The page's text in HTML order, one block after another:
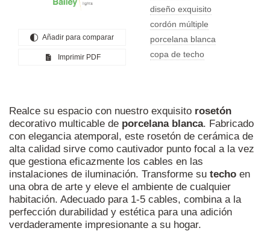
Añadir para comparar
Imprimir PDF
diseño exquisito
cordón múltiple
porcelana blanca
copa de techo
Realce su espacio con nuestro exquisito rosetón
decorativo multicable de porcelana blanca. Fabricado
con elegancia atemporal, este rosetón de cerámica de
alta calidad sirve como cautivador punto focal a la vez
que gestiona eficazmente los cables en las
instalaciones de iluminación. Transforme su techo en
una obra de arte y eleve el ambiente de cualquier
habitación. Adecuado para 1-5 cables, combina a la
perfección durabilidad y estética para una adición
verdaderamente impresionante a su hogar.